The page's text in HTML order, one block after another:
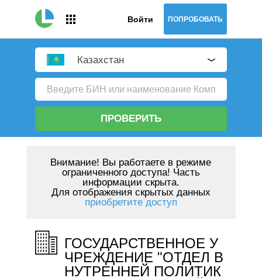
Войти ПОПРОБОВАТЬ
Казахстан
ПРОВЕРИТЬ
Внимание! Вы работаете в режиме
ограниченного доступа! Часть
информации скрыта.
Для отображения скрытых данных
приобретите доступ
ГОСУДАРСТВЕННОЕ У
ЧРЕЖДЕНИЕ "ОТДЕЛ В
НУТРЕННЕЙ ПОЛИТИК